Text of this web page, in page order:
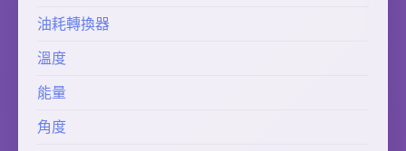
油耗轉換器
溫度
能量
角度